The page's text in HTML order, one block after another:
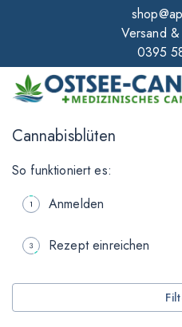
Versand
0395
Cannabisblüten
So funktioniert es:
Anmelden
Rezept einreichen